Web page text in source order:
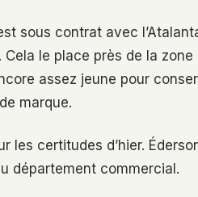
sous contrat avec
le place près de la zone
assez jeune pour
marque.
les certitudes d’hier.
département commercial.